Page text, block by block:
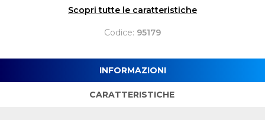
Scopri tutte le caratteristiche
Codice: 95179
INFORMAZIONI
CARATTERISTICHE